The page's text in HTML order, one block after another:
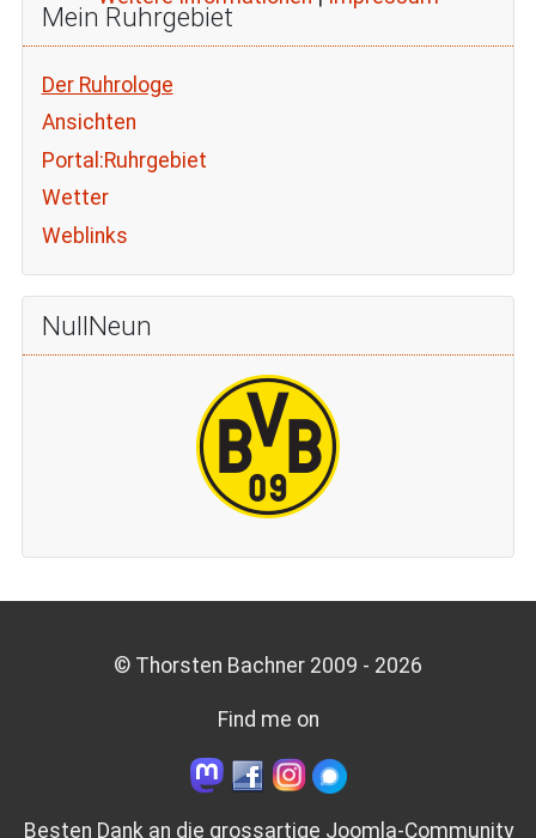
Mein Ruhrgebiet
Der Ruhrologe
Ansichten
Portal:Ruhrgebiet
Wetter
Weblinks
NullNeun
© Thorsten Bachner 2009 - 2026
Find me on
Besten Dank an die grossartige Joomla-Community